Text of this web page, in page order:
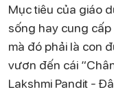
Mục tiêu của giáo
sống hay cung
mà đó phải là con
vươn đến cái
Lakshmi Pandit -